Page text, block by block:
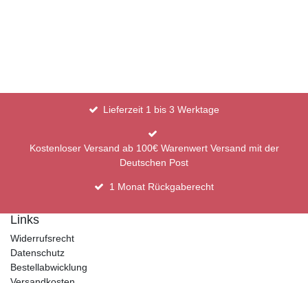
Lieferzeit 1 bis 3 Werktage
Kostenloser Versand ab 100€ Warenwert Versand mit der
Deutschen Post
1 Monat Rückgaberecht
Links
Widerrufsrecht
Datenschutz
Bestellabwicklung